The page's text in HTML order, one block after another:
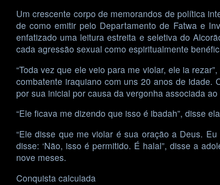
Um crescente corpo de memorandos de política
de como emitir pelo Departamento de Fatwa e
enfatizado uma leitura estreita e seletiva do
cada agressão sexual como espiritualmente
“Toda vez que ele veio para me violar, ele ia
combatente iraquiano com uns 20 anos de idade.
por sua inicial por causa da vergonha associada
“Ele ficava me dizendo que isso é ibadah”, disse
“Ele disse que me violar é sua oração a Deus.
disse: ‘Não, isso é permitido. É halal”, disse a
nove meses.
Conquista calculada